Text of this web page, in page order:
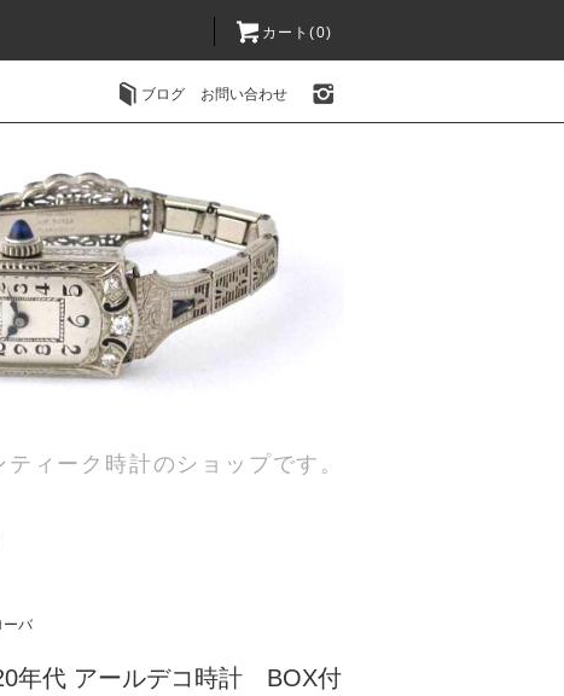
カート(0)
ブログ お問い合わせ
ィーク時計のショップです。
ーバ
年代 アールデコ時計 BOX付